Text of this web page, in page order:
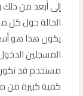
يكون هذا هو
المسجلين
مستخدم قد
كمية كبيرة من